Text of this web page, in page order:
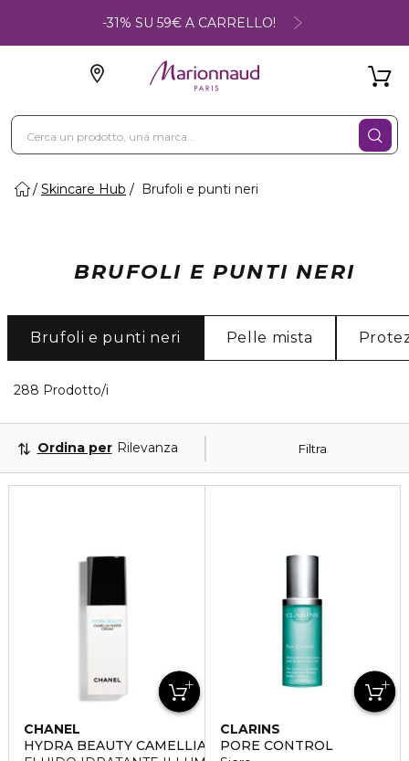
-31% SU 59€ A CARRELLO!
Skincare Hub Brufoli e punti neri
BRUFOLI E PUNTI NERI
Brufoli e punti neri Pelle mista
288 Prodotto/i
Filtra
Ordina per Rilevanza
CHANEL
HYDRA BEAUTY CAMELLIA WATER CREAM
CLARINS
PORE CONTROL